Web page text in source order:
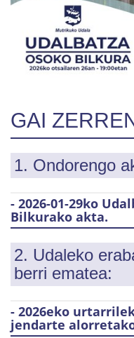
GAI
1. Ondorengo
- 2026-01-29ko
Bilkurako akta.
2. Udaleko
berri ematea:
- 2026eko
jendarte